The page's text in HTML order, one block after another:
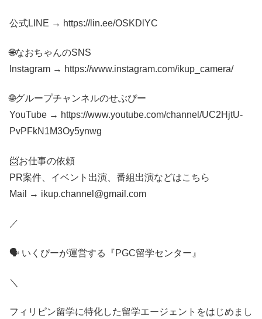
公式LINE → https://lin.ee/OSKDlYC
🌐なおちゃんのSNS
Instagram → https://www.instagram.com/ikup_camera/
🌐グループチャンネルのせぶぴー
YouTube → https://www.youtube.com/channel/UC2HjtU-
PvPFkN1M3Oy5ynwg
📨お仕事の依頼
PR案件、イベント出演、番組出演などはこちら
Mail → ikup.channel@gmail.com
／
🗣 いくぴーが運営する『PGC留学センター』
＼
フィリピン留学に特化した留学エージェントをはじめまし